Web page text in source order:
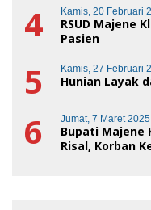
4 Kamis, 20 Februari
RSUD Majene
Pasien
5 Kamis, 27 Februari
Hunian Layak
6 Jumat, 7 Maret
Bupati Majene
Risal, Korban